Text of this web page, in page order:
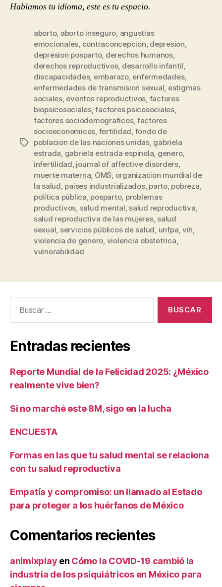
Hablamos tu idioma, este es tu espacio.
Etiquetas
aborto, aborto inseguro angustias
emocionales contraconcepcion depresion
depresion posparto, derechos humanos,
derechos reproductivos, desarrollo infantil
discapacidades, embarazo, enfermedades,
enfermedades de transmision sexual estigmas
sociales, eventos reproductivos factores
biopsicosociales,factores psicosociales,
factores sociodemograficos, factores
socioeconomicos fertilidad fondo de
poblacion de las naciones unidas, gabriela
estrada gabriela estrada espinola genero,
infertilidad journal of affective disorders,
muerte materna OMS organizacion mundial de
la salud paises industrializados, parto, pobreza
política pública posparto, problemas
productivos salud mental salud reproductiva
salud reproductiva de las mujeres, salud
sexual servicios públicos de salud unfpa vih
violencia de genero violencia obstetrica
vulnerabilidad
Entradas recientes
Reporte Mundial de la Felicidad 2025: ¿México
realmente vive bien?
Si no marché este 8M, sigo en la lucha
ENCUESTA
Formas en las que tu salud mental se relaciona
con tu salud reproductiva
Empatía y compromiso: un llamado al Estado
para proteger a los huérfanos de México
Comentarios recientes
animixplay en Cómo la COVID-19 cambió la
industria de los psiquiátricos en México para